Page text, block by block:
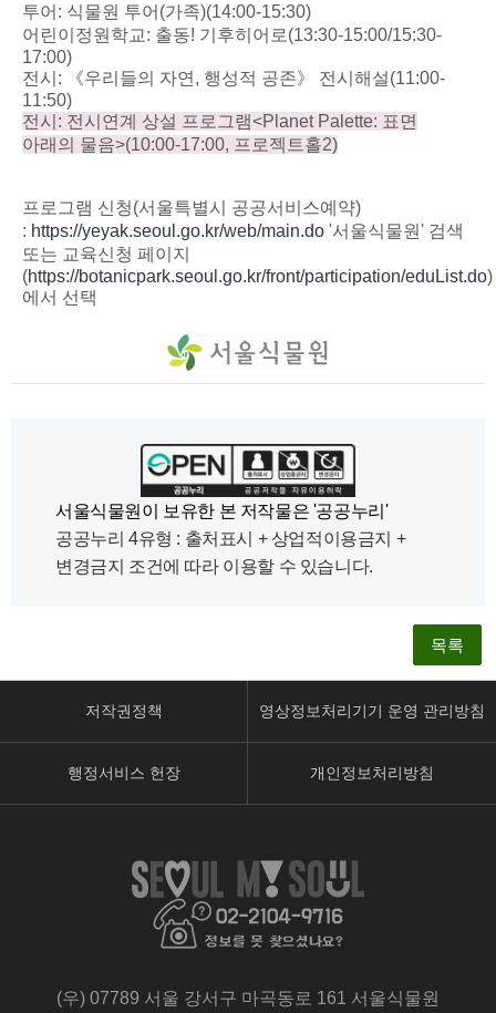
투어 : 식물원 투어 (가족)(14:00-15:30)
어린이정원학교: 출동! 기후히어로(13:30-15:00/15:30-
17:00)
전시 : 《우리들의 자연 , 행성적 공존》 전시해설(11:00-
11:50)
전시 : 전시연계 상설 프로그램<Planet Palette: 표면
아래의 물음>(10:00-17:00, 프로젝트홀2)
프로그램 신청(서울특별시 공공서비스예약)
: https://yeyak.seoul.go.kr/web/main.do '서울식물원' 검색
또는 교육신청 페이지
(https://botanicpark.seoul.go.kr/front/participation/eduList.do)
에서 선택
서울식물원이 보유한 본 저작물은 '공공누리'
공공누리 4유형 : 출처표시 + 상업적이용금지 +
변경금지 조건에 따라 이용할 수 있습니다.
목록
저작권정책 영상정보처리기기 운영 관리방침
행정서비스 헌장 개인정보처리방침
이
스
북
페
로
튜
브
페
이
이
스
타
페
이
이
(우) 07789 서울 강서구 마곡동로 161 서울식물원